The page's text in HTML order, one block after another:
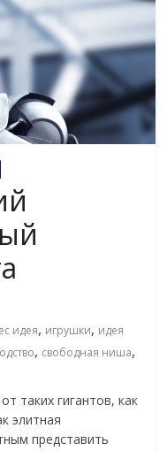
идея, игрушки, идея
, свободная ниша,
таких гигантов, как
элитная
представить